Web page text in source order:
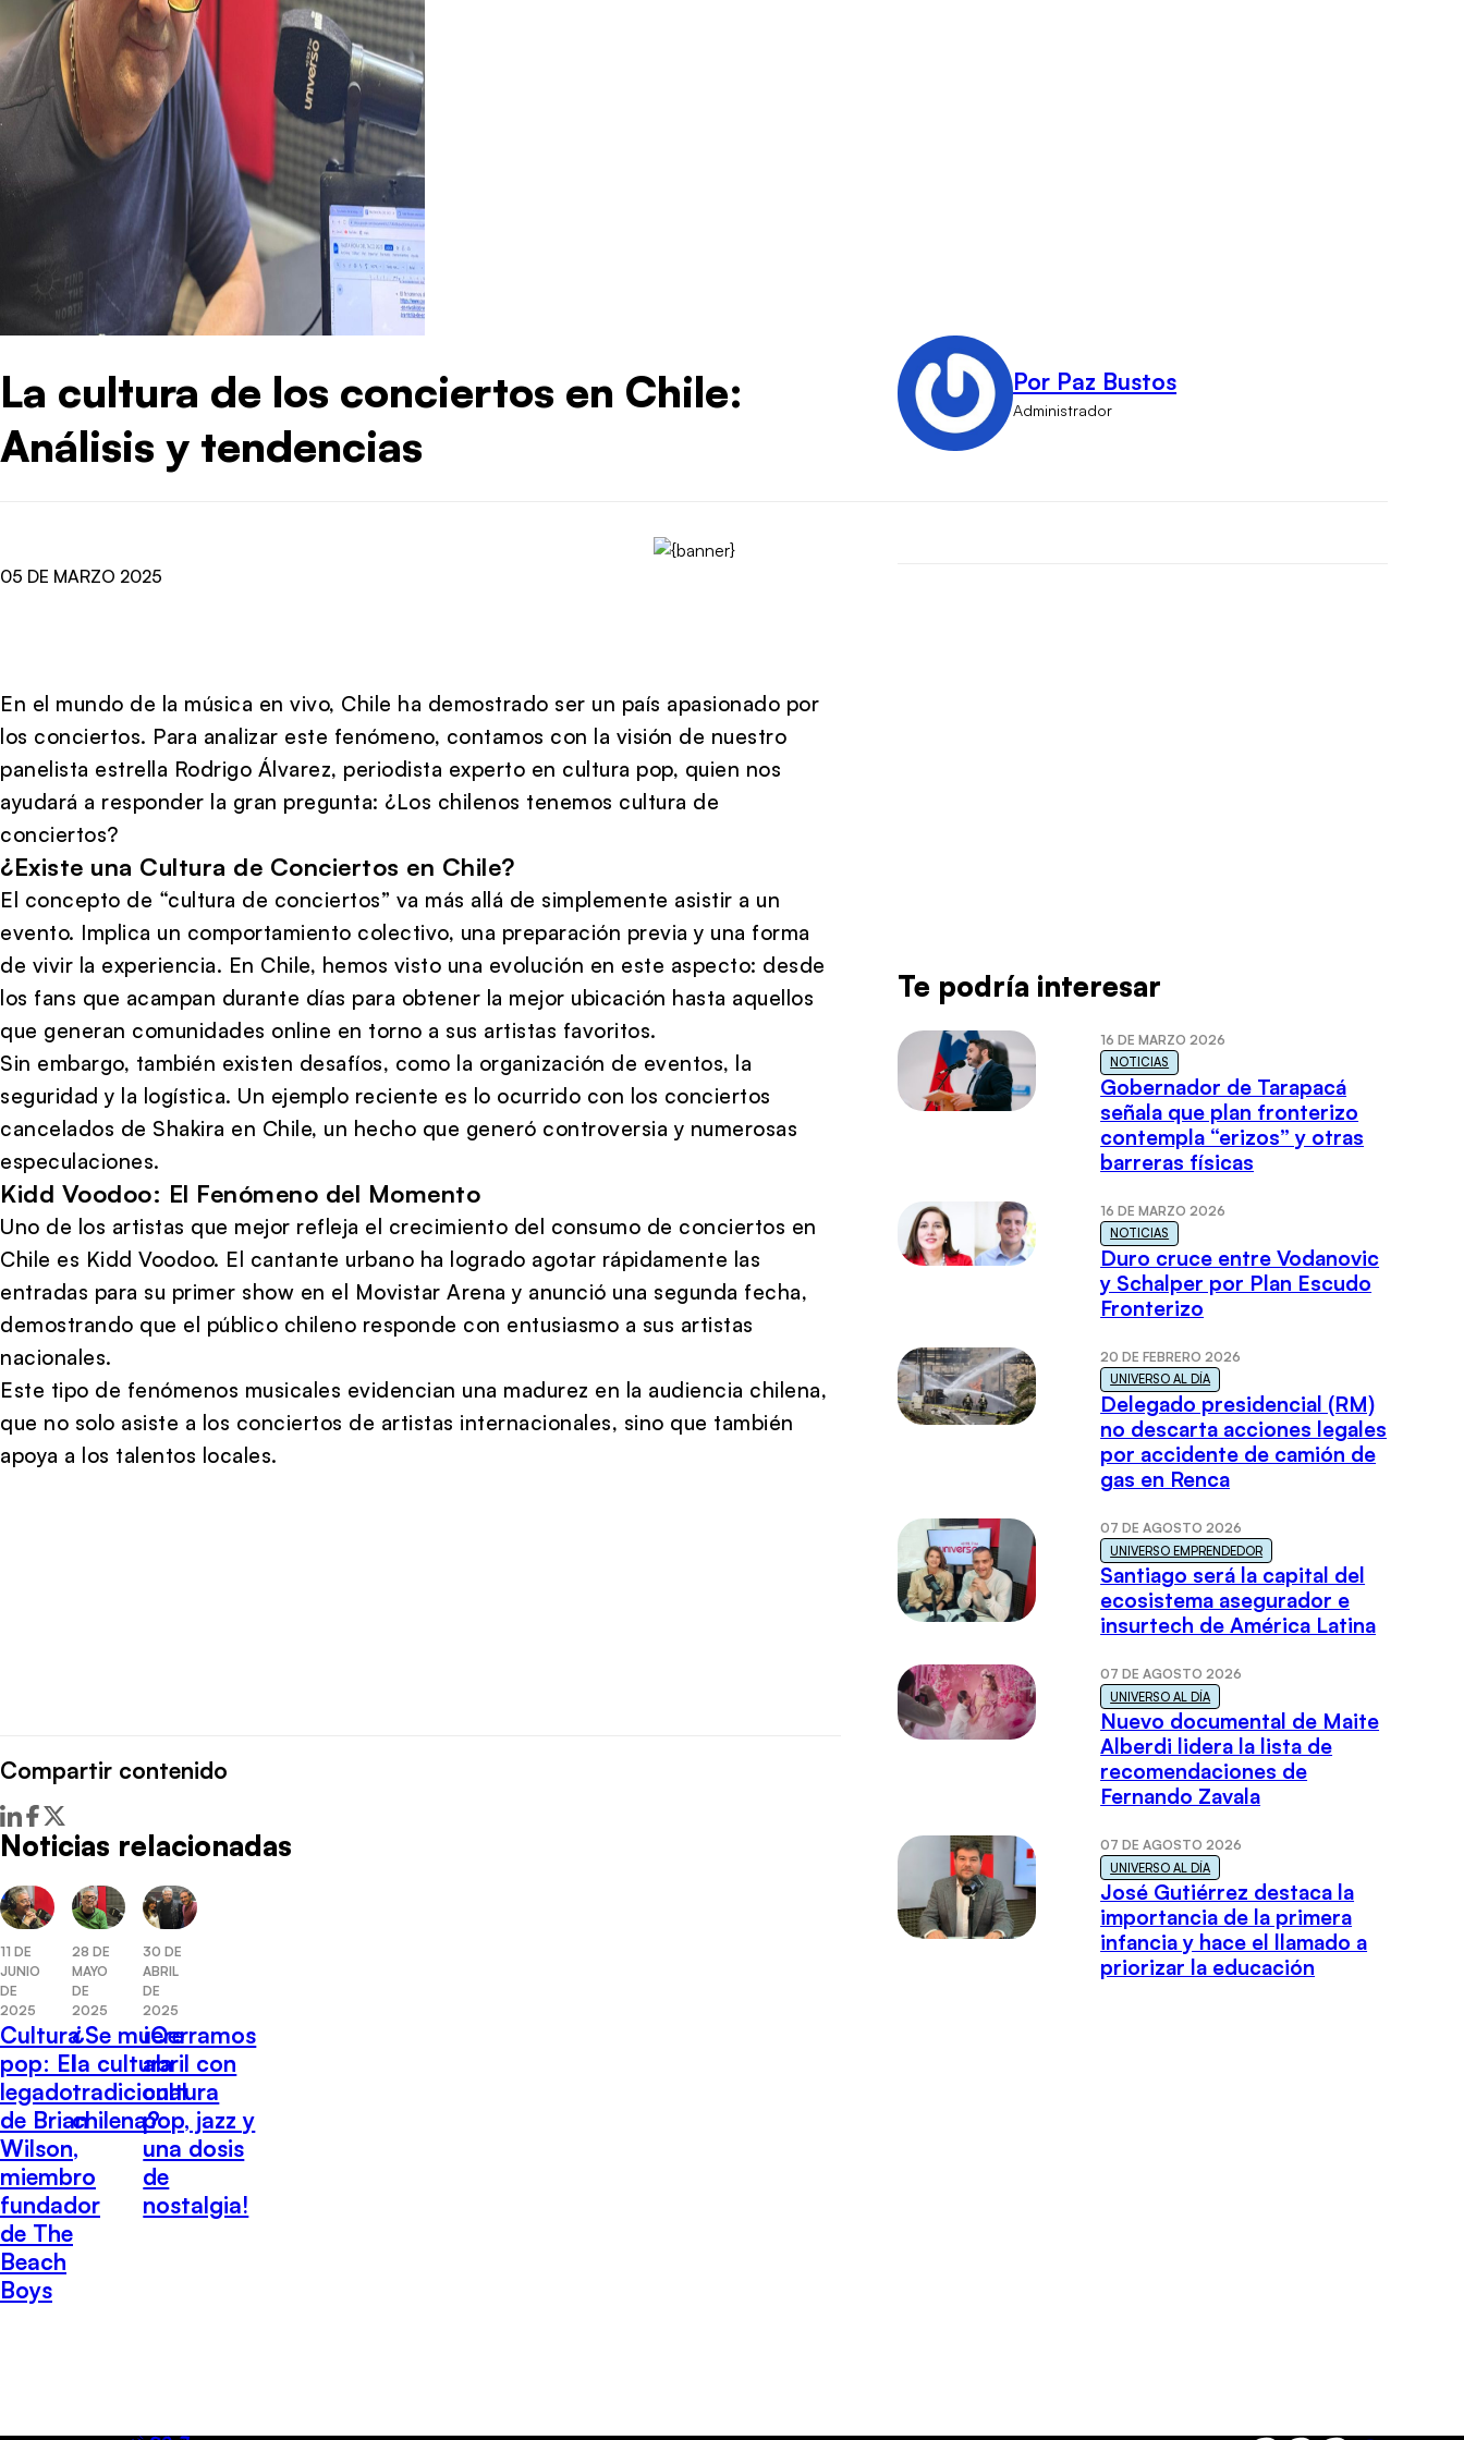
La cultura de los conciertos en Chile:
Análisis y tendencias
Por Paz Bustos
Administrador
05 DE MARZO 2025
En el mundo de la música en vivo, Chile ha demostrado ser un país apasionado por
los conciertos. Para analizar este fenómeno, contamos con la visión de nuestro
panelista estrella Rodrigo Álvarez, periodista experto en cultura pop, quien nos
ayudará a responder la gran pregunta: ¿Los chilenos tenemos cultura de
conciertos?
¿Existe una Cultura de Conciertos en Chile?
El concepto de “cultura de conciertos” va más allá de simplemente asistir a un
evento. Implica un comportamiento colectivo, una preparación previa y una forma
de vivir la experiencia. En Chile, hemos visto una evolución en este aspecto: desde
los fans que acampan durante días para obtener la mejor ubicación hasta aquellos
que generan comunidades online en torno a sus artistas favoritos.
Sin embargo, también existen desafíos, como la organización de eventos, la
seguridad y la logística. Un ejemplo reciente es lo ocurrido con los conciertos
cancelados de Shakira en Chile, un hecho que generó controversia y numerosas
especulaciones.
Kidd Voodoo: El Fenómeno del Momento
Uno de los artistas que mejor refleja el crecimiento del consumo de conciertos en
Chile es Kidd Voodoo. El cantante urbano ha logrado agotar rápidamente las
entradas para su primer show en el Movistar Arena y anunció una segunda fecha,
demostrando que el público chileno responde con entusiasmo a sus artistas
nacionales.
Este tipo de fenómenos musicales evidencian una madurez en la audiencia chilena,
que no solo asiste a los conciertos de artistas internacionales, sino que también
apoya a los talentos locales.
Compartir contenido
Noticias relacionadas
11 DE
JUNIO
DE
2025
Cultura
pop: El
legado
de Brian
Wilson,
miembro
fundador
de The
Beach
Boys
28 DE
MAYO
DE
2025
¿Se muere
la cultura
tradicional
chilena?
30 DE
ABRIL
DE
2025
¡Cerramos
abril con
cultura
pop, jazz y
una dosis
de
nostalgia!
Te podría interesar
16 DE MARZO 2026
NOTICIAS
Gobernador de Tarapacá
señala que plan fronterizo
contempla “erizos” y otras
barreras físicas
16 DE MARZO 2026
NOTICIAS
Duro cruce entre Vodanovic
y Schalper por Plan Escudo
Fronterizo
20 DE FEBRERO 2026
UNIVERSO AL DÍA
Delegado presidencial (RM)
no descarta acciones legales
por accidente de camión de
gas en Renca
07 DE AGOSTO 2026
UNIVERSO EMPRENDEDOR
Santiago será la capital del
ecosistema asegurador e
insurtech de América Latina
07 DE AGOSTO 2026
UNIVERSO AL DÍA
Nuevo documental de Maite
Alberdi lidera la lista de
recomendaciones de
Fernando Zavala
07 DE AGOSTO 2026
UNIVERSO AL DÍA
José Gutiérrez destaca la
importancia de la primera
infancia y hace el llamado a
priorizar la educación